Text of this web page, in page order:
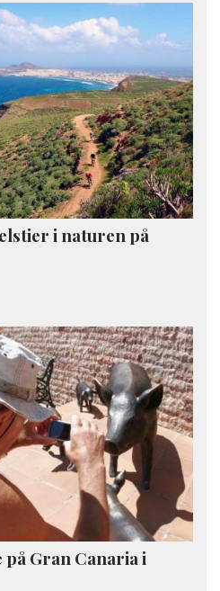
i naturen på
Gran Canaria i